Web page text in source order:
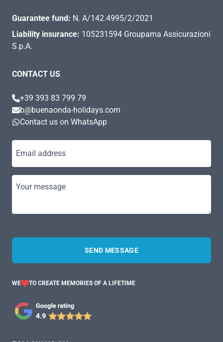
Guarantee fund: N. A/142.4995/2/2021
Liability insurance: 105231594 Groupama Assicurazioni
S.p.A.
CONTACT US
+39 393 83 799 79
b@buenaonda-holidays.com
Contact us on WhatsApp
Email address
Your message
SEND MESSAGE
WE TO CREATE MEMORIES OF A LIFETIME